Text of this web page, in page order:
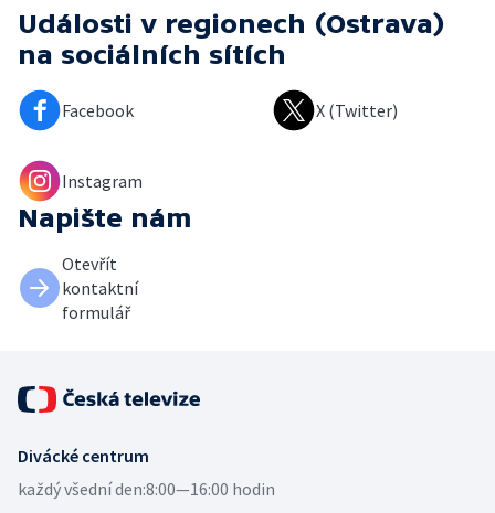
Události v regionech (Ostrava)
na sociálních sítích
Facebook X (Twitter)
Instagram
Napište nám
Otevřít
kontaktní
formulář
Divácké centrum
každý všední den:8:00—16:00 hodin